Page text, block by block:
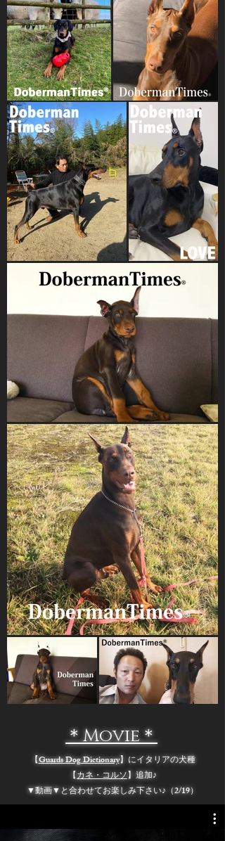
＊Movie＊
【Guards Dog Dictionary】にイタリアの犬種
【カネ・コルソ】追加♪
▼動画▼と合わせてお楽しみ下さい♪（2/19）